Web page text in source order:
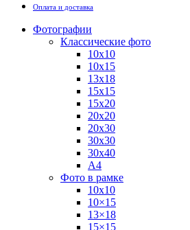
Оплата и доставка
Фотографии
Классические фото
10х10
10х15
13х18
15х15
15х20
20х20
20х30
30х30
30х40
А4
Фото в рамке
10х10
10×15
13×18
15×15